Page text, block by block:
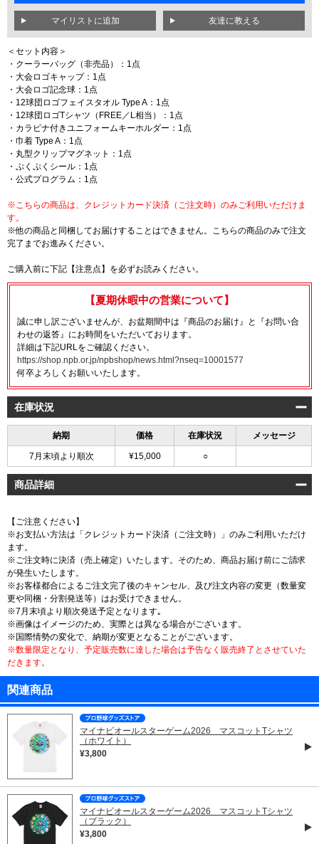
友達に教える
＜セット内容＞
・クーラーバッグ（非売品）：1点
・大会ロゴキャップ：1点
・大会ロゴ記念球：1点
・12球団ロゴフェイスタオル Type A：1点
・12球団ロゴTシャツ（FREE／L相当）：1点
・カラビナ付きユニフォームキーホルダー：1点
・巾着 Type A：1点
・丸型クリップマグネット：1点
・ぷくぷくシール：1点
・公式プログラム：1点
※こちらの商品は、クレジットカード決済（ご注文時）のみご利用いただけま
す。
※他の商品と同梱してお届けすることはできません。こちらの商品のみで注文
完了までお進みください。
ご購入前に下記【注意点】を必ずお読みください。
【夏期休暇中の営業について】
誠に申し訳ございませんが、お盆期間中は『商品のお届け』と『お問い合
わせの返答』にお時間をいただいております。
詳細は下記URLをご確認ください。
https://shop.npb.or.jp/npbshop/news.html?nseq=10001577
何卒よろしくお願いいたします。
在庫状況
納期 価格 在庫状況 メッセージ
7月末頃より順次 ¥15,000 ○
商品詳細
【ご注意ください】
※お支払い方法は「クレジットカード決済（ご注文時）」のみご利用いただけ
ます。
※ご注文時に決済（売上確定）いたします。そのため、商品お届け前にご請求
が発生いたします。
※お客様都合によるご注文完了後のキャンセル、及び注文内容の変更（数量変
更や同梱・分割発送等）はお受けできません。
※7月末頃より順次発送予定となります｡
※画像はイメージのため、実際とは異なる場合がございます。
※国際情勢の変化で、納期が変更となることがございます。
※数量限定となり、予定販売数に達した場合は予告なく販売終了とさせていた
だきます。
関連商品
マイナビオールスターゲーム2026 マスコットTシャツ
（ホワイト）
¥3,800
マイナビオールスターゲーム2026 マスコットTシャツ
（ブラック）
¥3,800